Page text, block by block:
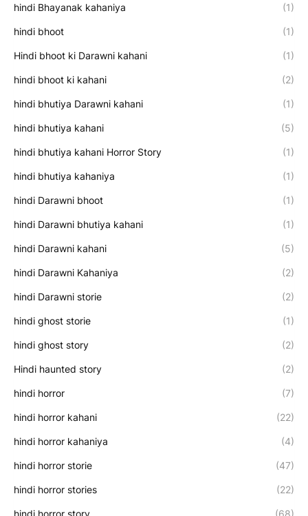
hindi Bhayanak kahaniya (1)
hindi bhoot (1)
Hindi bhoot ki Darawni kahani (1)
hindi bhoot ki kahani (2)
hindi bhutiya Darawni kahani (1)
hindi bhutiya kahani (5)
hindi bhutiya kahani Horror Story (1)
hindi bhutiya kahaniya (1)
hindi Darawni bhoot (1)
hindi Darawni bhutiya kahani (1)
hindi Darawni kahani (5)
hindi Darawni Kahaniya (2)
hindi Darawni storie (2)
hindi ghost storie (1)
hindi ghost story (2)
Hindi haunted story (2)
hindi horror (7)
hindi horror kahani (22)
hindi horror kahaniya (4)
hindi horror storie (47)
hindi horror stories (22)
hindi horror story (68)